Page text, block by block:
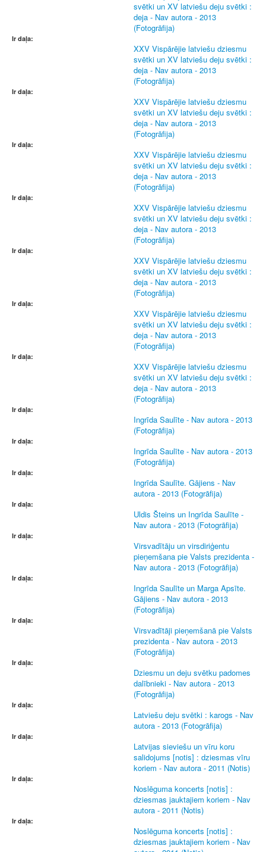
svētki un XV latviešu deju svētki :
deja - Nav autora - 2013
(Fotogrāfija)
Ir daļa:
XXV Vispārējie latviešu dziesmu
svētki un XV latviešu deju svētki :
deja - Nav autora - 2013
(Fotogrāfija)
Ir daļa:
XXV Vispārējie latviešu dziesmu
svētki un XV latviešu deju svētki :
deja - Nav autora - 2013
(Fotogrāfija)
Ir daļa:
XXV Vispārējie latviešu dziesmu
svētki un XV latviešu deju svētki :
deja - Nav autora - 2013
(Fotogrāfija)
Ir daļa:
XXV Vispārējie latviešu dziesmu
svētki un XV latviešu deju svētki :
deja - Nav autora - 2013
(Fotogrāfija)
Ir daļa:
XXV Vispārējie latviešu dziesmu
svētki un XV latviešu deju svētki :
deja - Nav autora - 2013
(Fotogrāfija)
Ir daļa:
XXV Vispārējie latviešu dziesmu
svētki un XV latviešu deju svētki :
deja - Nav autora - 2013
(Fotogrāfija)
Ir daļa:
XXV Vispārējie latviešu dziesmu
svētki un XV latviešu deju svētki :
deja - Nav autora - 2013
(Fotogrāfija)
Ir daļa:
Ingrīda Saulīte - Nav autora - 2013
(Fotogrāfija)
Ir daļa:
Ingrīda Saulīte - Nav autora - 2013
(Fotogrāfija)
Ir daļa:
Ingrīda Saulīte. Gājiens - Nav
autora - 2013 (Fotogrāfija)
Ir daļa:
Uldis Šteins un Ingrīda Saulīte -
Nav autora - 2013 (Fotogrāfija)
Ir daļa:
Virsvadītāju un virsdiriģentu
pieņemšana pie Valsts prezidenta -
Nav autora - 2013 (Fotogrāfija)
Ir daļa:
Ingrīda Saulīte un Marga Apsīte.
Gājiens - Nav autora - 2013
(Fotogrāfija)
Ir daļa:
Virsvadītāji pieņemšanā pie Valsts
prezidenta - Nav autora - 2013
(Fotogrāfija)
Ir daļa:
Dziesmu un deju svētku padomes
dalībnieki - Nav autora - 2013
(Fotogrāfija)
Ir daļa:
Latviešu deju svētki : karogs - Nav
autora - 2013 (Fotogrāfija)
Ir daļa:
Latvijas sieviešu un vīru koru
salidojums [notis] : dziesmas vīru
koriem - Nav autora - 2011 (Notis)
Ir daļa:
Noslēguma koncerts [notis] :
dziesmas jauktajiem koriem - Nav
autora - 2011 (Notis)
Ir daļa:
Noslēguma koncerts [notis] :
dziesmas jauktajiem koriem - Nav